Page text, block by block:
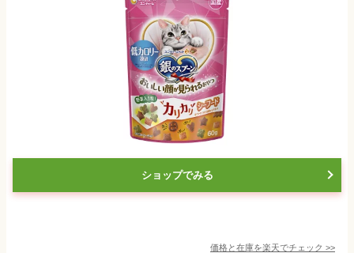
ショップでみる
価格と在庫を楽天でチェック >>